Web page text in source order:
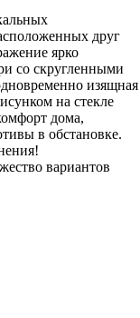
друг
ярко
со скругленными
изящная
на стекле
дома,
в обстановке.
вариантов